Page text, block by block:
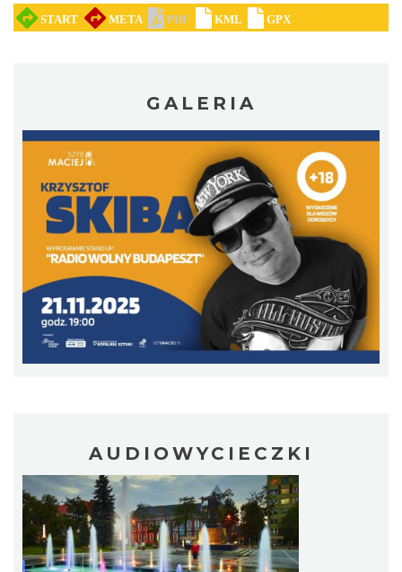
Alicja Majewska & Włodzimierz Korcz &
Warsaw String Quartet - Jubileusz
Katowice
2026-09-18
44. Rawa Blues Festival
Katowice
19.06 km
GALERIA
AUDIOWYCIECZKI